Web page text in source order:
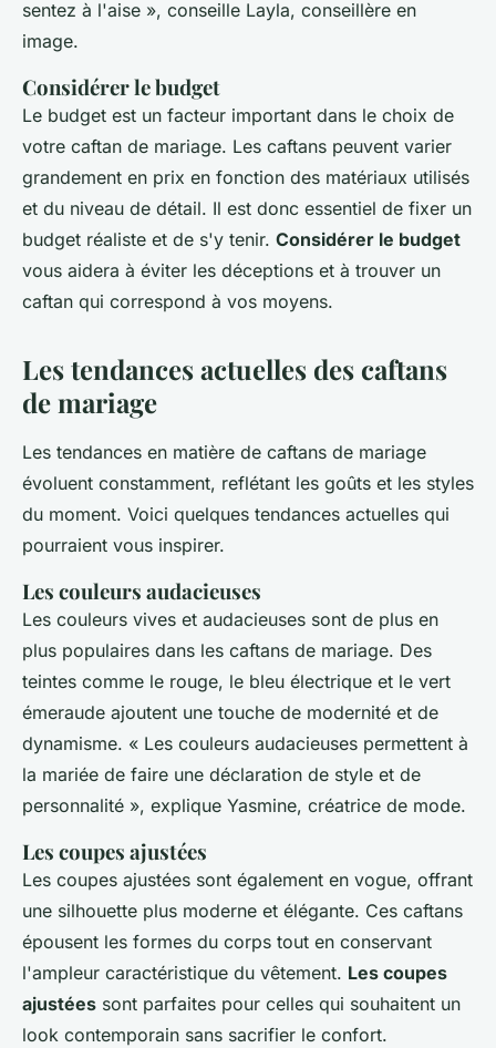
sentez à l'aise », conseille Layla, conseillère en
image.
Considérer le budget
Le budget est un facteur important dans le choix de
votre caftan de mariage. Les caftans peuvent varier
grandement en prix en fonction des matériaux utilisés
et du niveau de détail. Il est donc essentiel de fixer un
budget réaliste et de s'y tenir. Considérer le budget
vous aidera à éviter les déceptions et à trouver un
caftan qui correspond à vos moyens.
Les tendances actuelles des caftans
de mariage
Les tendances en matière de caftans de mariage
évoluent constamment, reflétant les goûts et les styles
du moment. Voici quelques tendances actuelles qui
pourraient vous inspirer.
Les couleurs audacieuses
Les couleurs vives et audacieuses sont de plus en
plus populaires dans les caftans de mariage. Des
teintes comme le rouge, le bleu électrique et le vert
émeraude ajoutent une touche de modernité et de
dynamisme. « Les couleurs audacieuses permettent à
la mariée de faire une déclaration de style et de
personnalité », explique Yasmine, créatrice de mode.
Les coupes ajustées
Les coupes ajustées sont également en vogue, offrant
une silhouette plus moderne et élégante. Ces caftans
épousent les formes du corps tout en conservant
l'ampleur caractéristique du vêtement. Les coupes
ajustées sont parfaites pour celles qui souhaitent un
look contemporain sans sacrifier le confort.